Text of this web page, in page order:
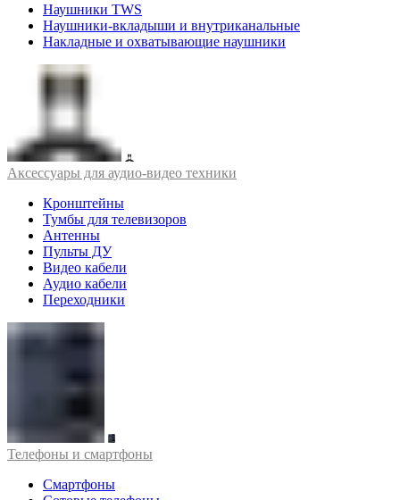
Наушники TWS
Наушники-вкладыши и внутриканальные
Накладные и охватывающие наушники
Аксессуары для аудио-видео техники
Кронштейны
Тумбы для телевизоров
Антенны
Пульты ДУ
Видео кабели
Аудио кабели
Переходники
Телефоны и смартфоны
Смартфоны